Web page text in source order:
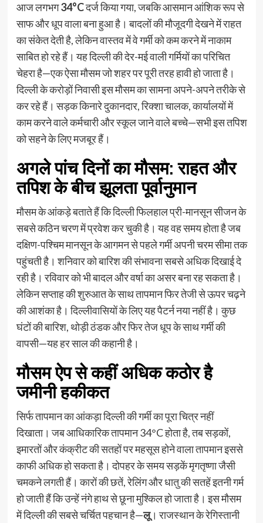
आज लगभग34°Cदर्ज किया गया, जबकि आसमान आंशिक रूप से
साफ और धूप वाला बना हुआ है। बादलों की मौजूदगी देखने में राहत
का संकेत देती है, लेकिन वास्तव में वे गर्मी को कम करने में नाकाम
साबित हो रहे हैं। यह दिल्ली की देर-मई वाली गर्मियों का परिचित
चेहरा है—एक ऐसा मौसम जो शहर पर पूरी तरह हावी हो जाता है।
दिल्ली के करोड़ों निवासी इस मौसम का सामना अपने-अपने तरीके से
कर रहे हैं। सड़क किनारे दुकानदार, रिक्शा चालक, कार्यालयों में
काम करने वाले कर्मचारी और स्कूल जाने वाले बच्चे—सभी इस तपिश
को सहने के लिए मजबूर हैं।
अगले पांच दिनों का मौसम: राहत और
तपिश के बीच झूलता पूर्वानुमान
मौसम के आंकड़े बताते हैं कि दिल्ली फिलहाल प्री-मानसून सीजन के
सबसे कठिन चरण में प्रवेश कर चुकी है। यह वह समय होता है जब
दक्षिण-पश्चिम मानसून के आगमन से पहले गर्मी अपनी चरम सीमा तक
पहुंचती है। शनिवार को बारिश की संभावना सबसे अधिक दिखाई दे
रही है। रविवार को भी बादल और वर्षा का असर बना रह सकता है।
लेकिन सप्ताह की शुरुआत के साथ तापमान फिर तेजी से ऊपर चढ़ने
की आशंका है। दिल्लीवासियों के लिए यह पैटर्न नया नहीं है। कुछ
घंटों की बारिश, थोड़ी ठंडक और फिर तेज धूप के साथ गर्मी की
वापसी—यह हर साल की कहानी है।
मौसम ऐप से कहीं अधिक कठोर है
जमीनी हकीकत
सिर्फ तापमान का आंकड़ा दिल्ली की गर्मी का पूरा चित्र नहीं
दिखाता। जब आधिकारिक तापमान 34°C होता है, तब सड़कों,
इमारतों और कंक्रीट की सतहों पर महसूस होने वाला तापमान इससे
काफी अधिक हो सकता है। दोपहर के समय सड़कें मृगतृष्णा जैसी
चमकने लगती हैं। कारों की छतें, रेलिंग और धातु की सतहें इतनी गर्म
हो जाती हैं कि उन्हें नंगे हाथ से छूना मुश्किल हो जाता है। इस मौसम
में दिल्ली की सबसे चर्चित पहचान है—लू। राजस्थान के रेगिस्तानी